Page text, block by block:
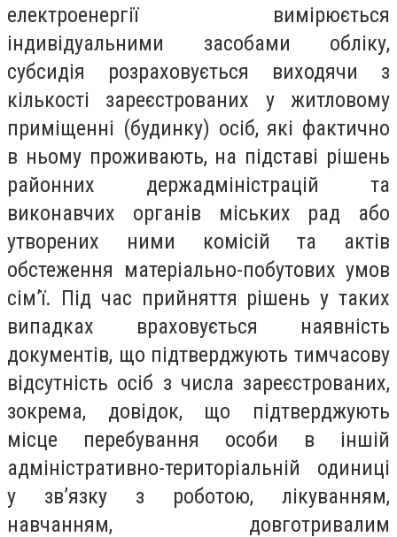
електроенергії вимірюється
індивідуальними засобами обліку,
субсидія розраховується виходячи з
кількості зареєстрованих у житловому
приміщенні (будинку) осіб, які фактично
в ньому проживають, на підставі рішень
районних держадміністрацій та
виконавчих органів міських рад або
утворених ними комісій та актів
обстеження матеріально-побутових умов
сім’ї. Під час прийняття рішень у таких
випадках враховується наявність
документів, що підтверджують тимчасову
відсутність осіб з числа зареєстрованих,
зокрема, довідок, що підтверджують
місце перебування особи в іншій
адміністративно-територіальній одиниці
у зв’язку з роботою, лікуванням,
навчанням, довготривалим